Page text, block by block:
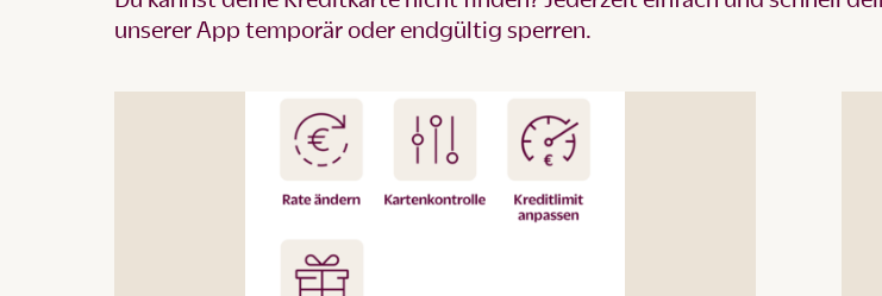
unserer App temporär oder endgültig sperren.